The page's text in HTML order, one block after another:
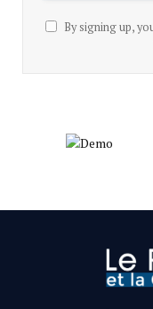
By signing up,